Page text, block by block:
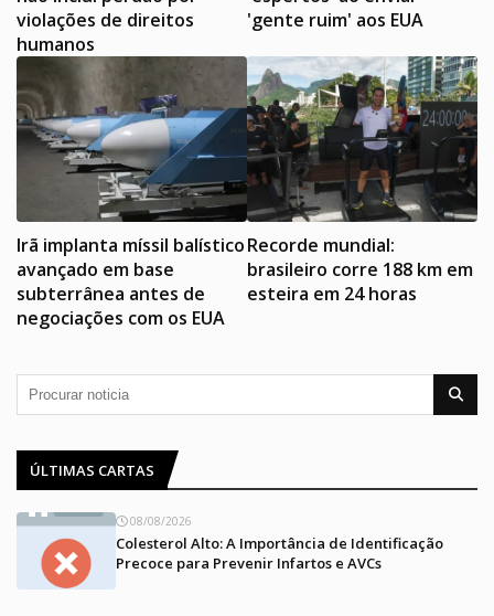
violações de direitos
humanos
'gente ruim' aos EUA
Irã implanta míssil balístico
avançado em base
subterrânea antes de
negociações com os EUA
Recorde mundial:
brasileiro corre 188 km em
esteira em 24 horas
ÚLTIMAS CARTAS
08/08/2026
Colesterol Alto: A Importância de Identificação
Precoce para Prevenir Infartos e AVCs